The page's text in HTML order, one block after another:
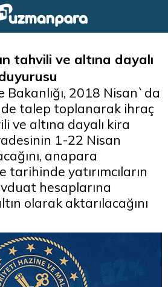
tahvili ve altına dayalı
Bakanlığı, 2018 Nisan`da
talep toplanarak ihraç
ve altına dayalı kira
1-22 Nisan
anapara
tarihinde yatırımcıların
hesaplarına
olarak aktarılacağını